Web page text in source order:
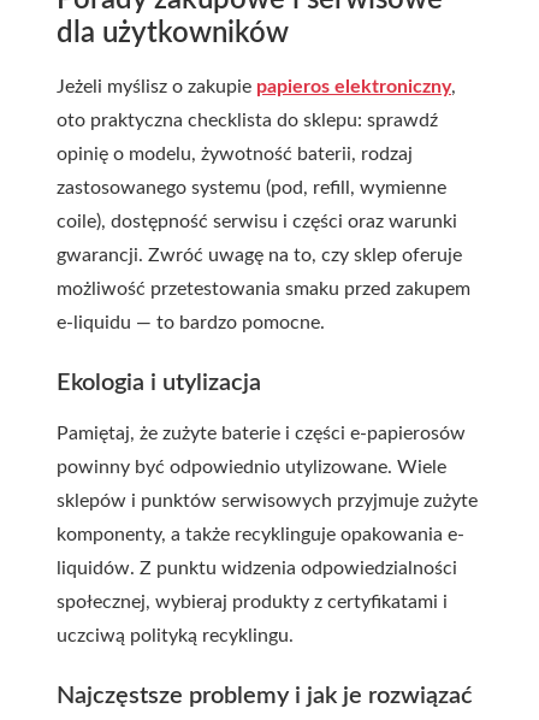
dla użytkowników
Jeżeli myślisz o zakupie papieros elektroniczny,
oto praktyczna checklista do sklepu: sprawdź
opinię o modelu, żywotność baterii, rodzaj
zastosowanego systemu (pod, refill, wymienne
coile), dostępność serwisu i części oraz warunki
gwarancji. Zwróć uwagę na to, czy sklep oferuje
możliwość przetestowania smaku przed zakupem
e-liquidu — to bardzo pomocne.
Ekologia i utylizacja
Pamiętaj, że zużyte baterie i części e-papierosów
powinny być odpowiednio utylizowane. Wiele
sklepów i punktów serwisowych przyjmuje zużyte
komponenty, a także recyklinguje opakowania e-
liquidów. Z punktu widzenia odpowiedzialności
społecznej, wybieraj produkty z certyfikatami i
uczciwą polityką recyklingu.
Najczęstsze problemy i jak je rozwiązać